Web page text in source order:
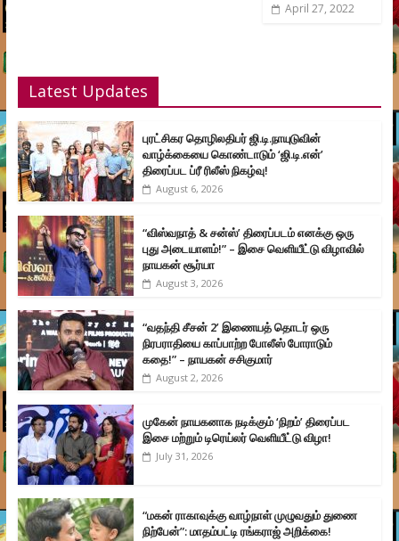
April 27, 2022
Latest Updates
புரட்சிகர தொழிலதிபர் ஜி.டி.நாயுடுவின்
வாழ்க்கையை கொண்டாடும் ‘ஜி.டி.என்’
திரைப்பட ப்ரீ ரிலீஸ் நிகழ்வு!
August 6, 2026
“விஸ்வநாத் & சன்ஸ்’ திரைப்படம் எனக்கு ஒரு
புது அடையாளம்!” – இசை வெளியீட்டு விழாவில்
நாயகன் சூர்யா
August 3, 2026
“வதந்தி சீசன் 2’ இணையத் தொடர் ஒரு
நிரபராதியை காப்பாற்ற போலீஸ் போராடும்
கதை!” – நாயகன் சசிகுமார்
August 2, 2026
முகேன் நாயகனாக நடிக்கும் ‘நிறம்’ திரைப்பட
இசை மற்றும் டிரெய்லர் வெளியீட்டு விழா!
July 31, 2026
“மகன் ராகாவுக்கு வாழ்நாள் முழுவதும் துணை
நிற்பேன்”: மாதம்பட்டி ரங்கராஜ் அறிக்கை!